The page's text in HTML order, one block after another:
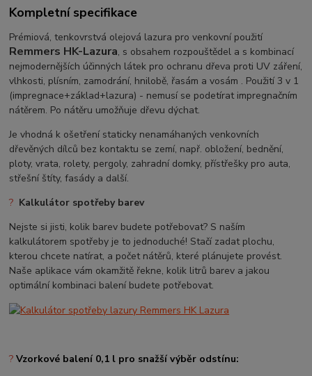
Kompletní specifikace
Prémiová, tenkovrstvá olejová lazura pro venkovní použití
Remmers HK-Lazura, s obsahem rozpouštědel a s kombinací
nejmodernějších účinných látek pro ochranu dřeva proti UV záření,
vlhkosti, plísním, zamodrání, hnilobě, řasám a vosám . Použití 3 v 1
(impregnace+základ+lazura) - nemusí se podetírat impregnačním
nátěrem. Po nátěru umožňuje dřevu dýchat.
Je vhodná k ošetření staticky nenamáhaných venkovních
dřevěných dílců bez kontaktu se zemí, např. obložení, bednění,
ploty, vrata, rolety, pergoly, zahradní domky, přístřešky pro auta,
střešní štíty, fasády a další.
? Kalkulátor spotřeby barev
Nejste si jisti, kolik barev budete potřebovat? S naším
kalkulátorem spotřeby je to jednoduché! Stačí zadat plochu,
kterou chcete natírat, a počet nátěrů, které plánujete provést.
Naše aplikace vám okamžitě řekne, kolik litrů barev a jakou
optimální kombinaci balení budete potřebovat.
?Vzorkové balení 0,1 l pro snažší výběr odstínu: